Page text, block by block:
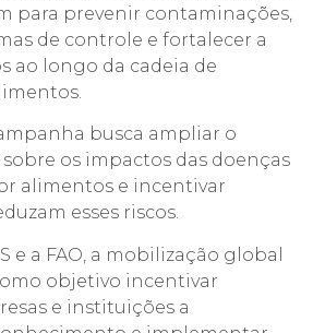
para prevenir contaminações,
de controle e fortalecer a
ao longo da cadeia de
busca ampliar o
os impactos das doenças
alimentos e incentivar
esses riscos.
e a FAO, a mobilização global
objetivo incentivar
e instituições a